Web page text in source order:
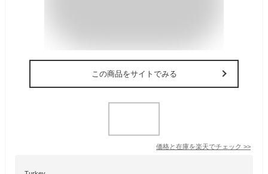
この商品をサイトでみる
価格と在庫を楽天でチェック >>